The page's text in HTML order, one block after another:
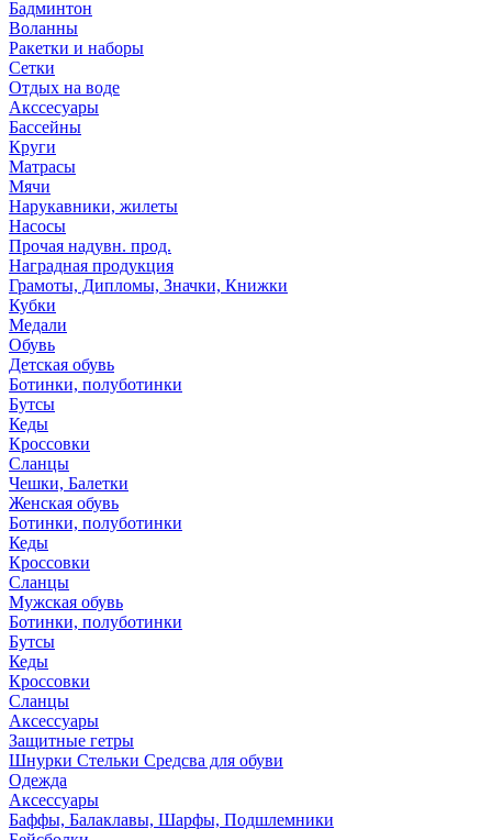
Бадминтон
Воланны
Ракетки и наборы
Сетки
Отдых на воде
Акссесуары
Бассейны
Круги
Матрасы
Мячи
Нарукавники, жилеты
Насосы
Прочая надувн. прод.
Наградная продукция
Грамоты, Дипломы, Значки, Книжки
Кубки
Медали
Обувь
Детская обувь
Ботинки, полуботинки
Бутсы
Кеды
Кроссовки
Сланцы
Чешки, Балетки
Женская обувь
Ботинки, полуботинки
Кеды
Кроссовки
Сланцы
Мужская обувь
Ботинки, полуботинки
Бутсы
Кеды
Кроссовки
Сланцы
Аксессуары
Защитные гетры
Шнурки Стельки Средсва для обуви
Одежда
Аксессуары
Баффы, Балаклавы, Шарфы, Подшлемники